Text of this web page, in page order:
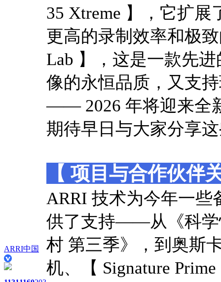
ARRI中国
35 Xtreme 】，它扩
更高的录制效率和极
Lab 】，这是一款先
像的永恒品质，又支
—— 2026 年将迎来全
期待早日与大家分享
【 项目与合作伙伴
ARRI 技术为今年一些
供了支持——从《科学
村 第三季》，到奥斯
机、【 Signature